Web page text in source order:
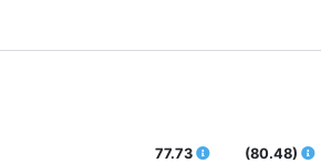
77.73 (80.48)